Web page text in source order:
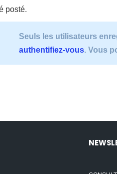
posté.
Seuls les utilisateurs
authentifiez-vous. Vous